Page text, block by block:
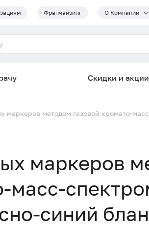
Франчайзинг О Компании
Скидки и акции
маркеров методом газовой хромато-
маркеров
масс-
синий